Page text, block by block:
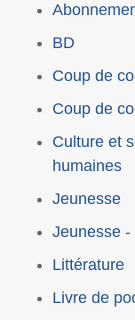
BD
Coup de
Coup de
Culture et
humaines
Jeunesse
Jeunesse -
Littérature
Livre de